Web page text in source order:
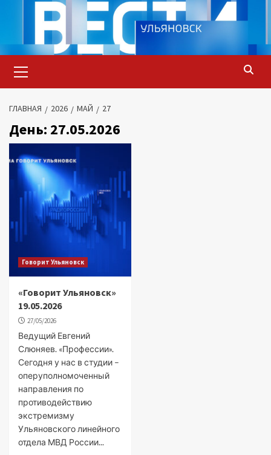
содержимому
меню
ГЛАВНАЯ 2026 МАЙ 27
День: 27.05.2026
Говорит Ульяновск
«Говорит Ульяновск»
19.05.2026
27/05/2026
Ведущий Евгений
Слюняев. «Профессии».
Сегодня у нас в студии –
оперуполномоченный
направления по
противодействию
экстремизму
Ульяновского линейного
отдела МВД России...